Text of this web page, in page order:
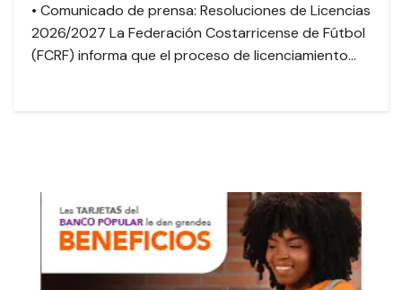
• Comunicado de prensa: Resoluciones de Licencias
2026/2027 La Federación Costarricense de Fútbol
(FCRF) informa que el proceso de licenciamiento…